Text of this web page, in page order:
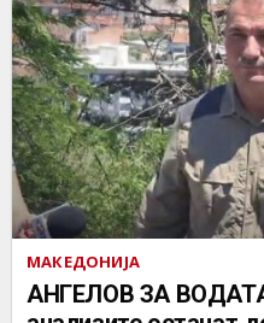
МАКЕДОНИЈА
АНГЕЛОВ ЗА